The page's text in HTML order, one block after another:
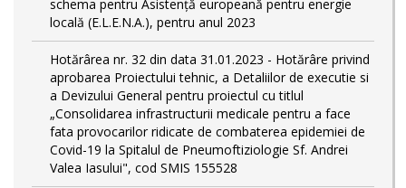
schema pentru Asistență europeană pentru energie
locală (E.L.E.N.A.), pentru anul 2023
Hotărârea nr. 32 din data 31.01.2023 - Hotărâre privind
aprobarea Proiectului tehnic, a Detaliilor de executie si
a Devizului General pentru proiectul cu titlul
„Consolidarea infrastructurii medicale pentru a face
fata provocarilor ridicate de combaterea epidemiei de
Covid-19 la Spitalul de Pneumoftiziologie Sf. Andrei
Valea Iasului", cod SMIS 155528